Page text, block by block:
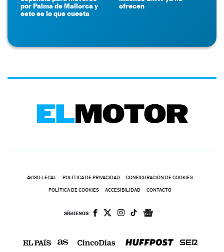
por Palma de Mallorca y
esto es lo que cuesta
ofrecen
AVISO LEGAL POLÍTICA DE PRIVACIDAD CONFIGURACIÓN DE COOKIES
POLÍTICA DE COOKIES ACCESIBILIDAD CONTACTO
SÍGUENOS: